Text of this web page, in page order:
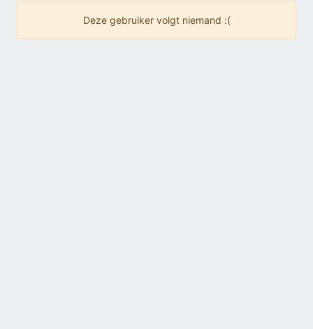
Deze gebruiker volgt niemand :(